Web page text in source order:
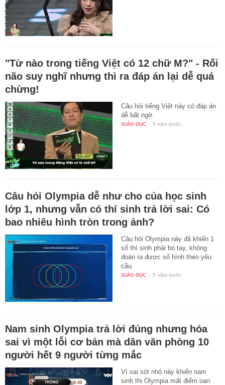
"Từ nào trong tiếng Việt có 12 chữ M?" - Rối
não suy nghĩ nhưng thì ra đáp án lại dễ quá
chừng!
Câu hỏi tiếng Việt này có đáp án
dễ bất ngờ.
GIÁO DỤC - 5 năm trước
Câu hỏi Olympia dễ như cho của học sinh
lớp 1, nhưng vẫn có thí sinh trả lời sai: Có
bao nhiêu hình tròn trong ảnh?
Câu hỏi Olympia này đã khiến 1
số thí sinh phải bó tay, không
đoán ra được số hình theo yêu
cầu.
GIÁO DỤC - 5 năm trước
Nam sinh Olympia trả lời đúng nhưng hóa
sai vì một lỗi cơ bản mà dân văn phòng 10
người hết 9 người từng mắc
Vì sai sót nhỏ này khiến nam
sinh thi Olympia mất điểm oan